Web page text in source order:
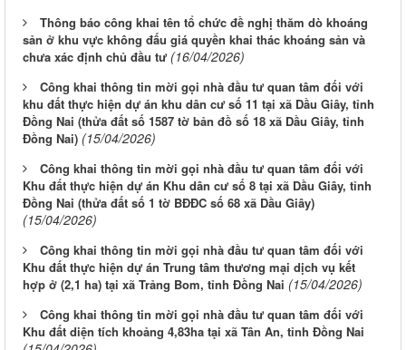
Thông báo công khai tên tổ chức đề nghị thăm dò khoáng
sản ở khu vực không đấu giá quyền khai thác khoáng sản và
chưa xác định chủ đầu tư (16/04/2026)
Công khai thông tin mời gọi nhà đầu tư quan tâm đối với
khu đất thực hiện dự án khu dân cư số 11 tại xã Dầu Giây, tỉnh
Đồng Nai (thửa đất số 1587 tờ bản đồ số 18 xã Dầu Giây, tỉnh
Đồng Nai) (15/04/2026)
Công khai thông tin mời gọi nhà đầu tư quan tâm đối với
Khu đất thực hiện dự án Khu dân cư số 8 tại xã Dầu Giây, tỉnh
Đồng Nai (thửa đất số 1 tờ BĐĐC số 68 xã Dầu Giây)
(15/04/2026)
Công khai thông tin mời gọi nhà đầu tư quan tâm đối với
Khu đất thực hiện dự án Trung tâm thương mại dịch vụ kết
hợp ở (2,1 ha) tại xã Trảng Bom, tỉnh Đồng Nai (15/04/2026)
Công khai thông tin mời gọi nhà đầu tư quan tâm đối với
Khu đất diện tích khoảng 4,83ha tại xã Tân An, tỉnh Đồng Nai